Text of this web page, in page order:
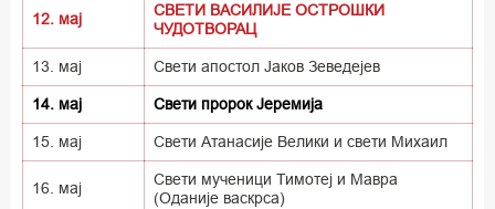
12. мај
СВЕТИ ВАСИЛИЈЕ ОСТРОШКИ
ЧУДОТВОРАЦ
13. мај Свети апостол Јаков Зеведејев
14. мај Свети пророк Јеремија
15. мај Свети Атанасије Велики и свети Михаил
16. мај
Свети мученици Тимотеј и Мавра
(Оданије васкрса)